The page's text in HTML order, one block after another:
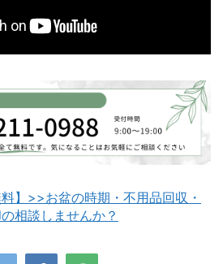
長万部町不用品回収
料】>>お盆の時期・不用品回収・
相談しませんか？